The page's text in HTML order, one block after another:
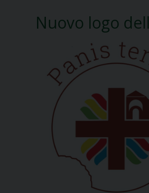
Nuovo logo